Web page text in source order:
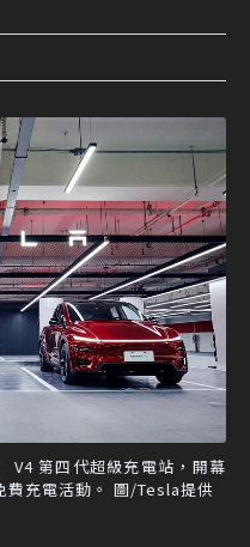
V4 第四代超級充電站，開幕
費充電活動。 圖/Tesla提供